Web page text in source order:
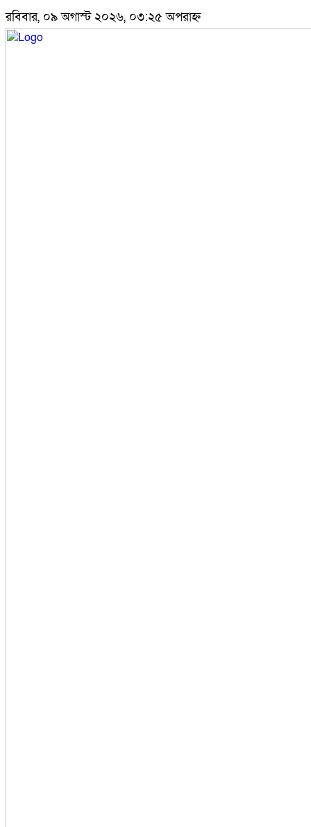
রবিবার, ০৯ অগাস্ট ২০২৬, ০৩:২৫ অপরাহ্ন